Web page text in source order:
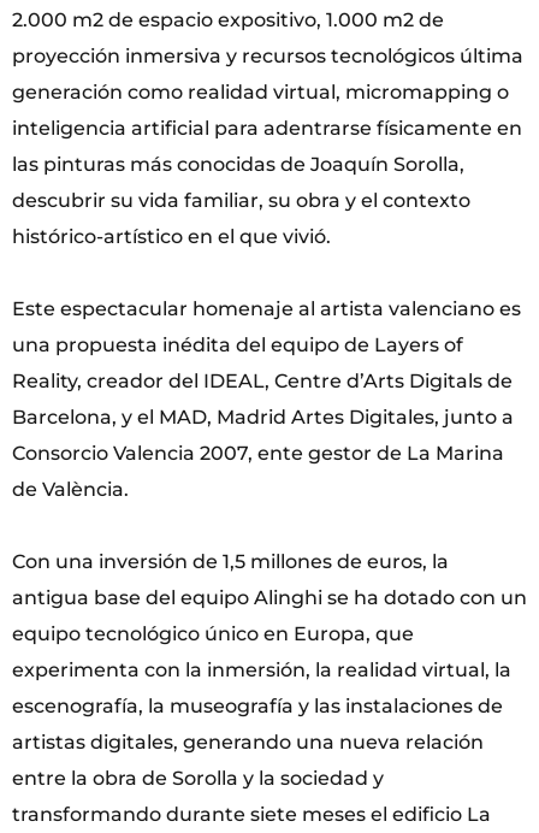
2.000 m2 de espacio expositivo, 1.000 m2 de
proyección inmersiva y recursos tecnológicos última
generación como realidad virtual, micromapping o
inteligencia artificial para adentrarse físicamente en
las pinturas más conocidas de Joaquín Sorolla,
descubrir su vida familiar, su obra y el contexto
histórico-artístico en el que vivió.
Este espectacular homenaje al artista valenciano es
una propuesta inédita del equipo de Layers of
Reality, creador del IDEAL, Centre d’Arts Digitals de
Barcelona, y el MAD, Madrid Artes Digitales, junto a
Consorcio Valencia 2007, ente gestor de La Marina
de València.
Con una inversión de 1,5 millones de euros, la
antigua base del equipo Alinghi se ha dotado con un
equipo tecnológico único en Europa, que
experimenta con la inmersión, la realidad virtual, la
escenografía, la museografía y las instalaciones de
artistas digitales, generando una nueva relación
entre la obra de Sorolla y la sociedad y
transformando durante siete meses el edificio La